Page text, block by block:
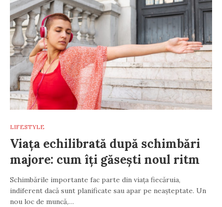
LIFESTYLE
Viața echilibrată după schimbări
majore: cum îți găsești noul ritm
Schimbările importante fac parte din viața fiecăruia,
indiferent dacă sunt planificate sau apar pe neașteptate. Un
nou loc de muncă,…